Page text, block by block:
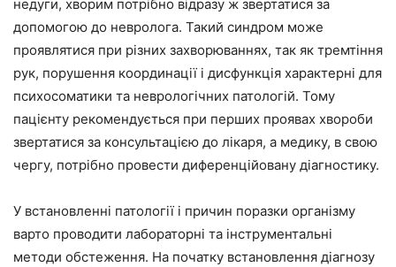
недуги, хворим потрібно відразу ж звертатися за
допомогою до невролога. Такий синдром може
проявлятися при різних захворюваннях, так як тремтіння
рук, порушення координації і дисфункція характерні для
психосоматики та неврологічних патологій. Тому
пацієнту рекомендується при перших проявах хвороби
звертатися за консультацією до лікаря, а медику, в свою
чергу, потрібно провести диференційовану діагностику.
У встановленні патології і причин поразки організму
варто проводити лабораторні та інструментальні
методи обстеження. На початку встановлення діагнозу